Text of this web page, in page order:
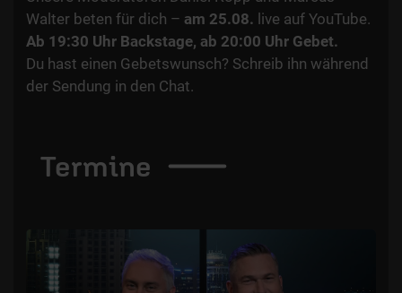
Walter beten für dich – am 25.08. live auf YouTube.
Ab 19:30 Uhr Backstage, ab 20:00 Uhr Gebet.
Du hast einen Gebetswunsch? Schreib ihn während
der Sendung in den Chat.
Termine